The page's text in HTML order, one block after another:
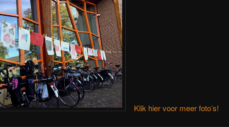
Klik hier voor meer foto’s!